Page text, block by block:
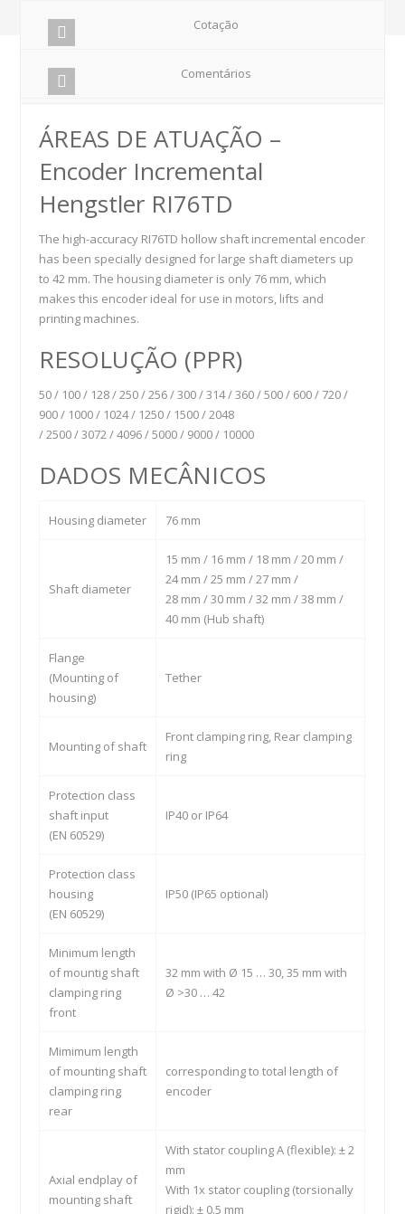
Cotação
Comentários
ÁREAS DE ATUAÇÃO –
Encoder Incremental
Hengstler RI76TD
The high-accuracy RI76TD hollow shaft incremental encoder
has been specially designed for large shaft diameters up
to 42 mm. The housing diameter is only 76 mm, which
makes this encoder ideal for use in motors, lifts and
printing machines.
RESOLUÇÃO (PPR)
50 / 100 / 128 / 250 / 256 / 300 / 314 / 360 / 500 / 600 / 720 /
900 / 1000 / 1024 / 1250 / 1500 / 2048
/ 2500 / 3072 / 4096 / 5000 / 9000 / 10000
DADOS MECÂNICOS
Housing diameter 76 mm
Shaft diameter
15 mm / 16 mm / 18 mm / 20 mm /
24 mm / 25 mm / 27 mm /
28 mm / 30 mm / 32 mm / 38 mm /
40 mm (Hub shaft)
Flange
(Mounting of
housing)
Tether
Mounting of shaft
Front clamping ring, Rear clamping
ring
Protection class
shaft input
(EN 60529)
IP40 or IP64
Protection class
housing
(EN 60529)
IP50 (IP65 optional)
Minimum length
of mountig shaft
clamping ring
front
32 mm with Ø 15 … 30, 35 mm with
Ø >30 … 42
Mimimum length
of mounting shaft
clamping ring
rear
corresponding to total length of
encoder
Axial endplay of
mounting shaft
With stator coupling A (flexible): ± 2
mm
With 1x stator coupling (torsionally
rigid): ± 0.5 mm